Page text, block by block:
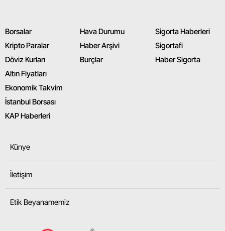
Borsalar
Kripto Paralar
Döviz Kurları
Altın Fiyatları
Ekonomik Takvim
İstanbul Borsası
KAP Haberleri
Hava Durumu
Haber Arşivi
Burçlar
Sigorta Haberleri
Sigortafi
Haber Sigorta
Künye
İletişim
Etik Beyanamemiz